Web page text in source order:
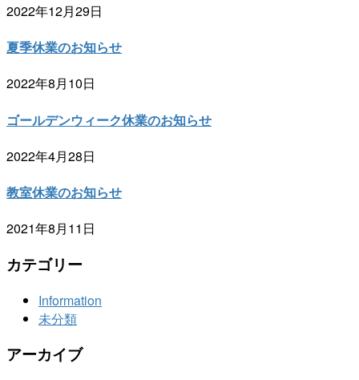
2022年12月29日
夏季休業のお知らせ
2022年8月10日
ゴールデンウィーク休業のお知らせ
2022年4月28日
教室休業のお知らせ
2021年8月11日
カテゴリー
Information
未分類
アーカイブ